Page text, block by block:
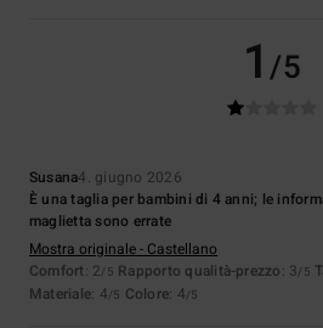
1/5
Susana4. giugno 2026
È una taglia per bambini di 4 anni; le
maglietta sono errate
Mostra originale - Castellano
Comfort: 2/5 Rapporto qualità-prezzo: 3/5
Materiale: 4/5 Colore: 4/5